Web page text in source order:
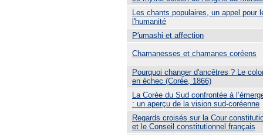
Les chants populaires, un appel pour
l'humanité
P'umashi et affection
Chamanesses et chamanes coréens
Pourquoi changer d'ancêtres ? Le
en échec (Corée, 1866)
La Corée du Sud confrontée à
: un aperçu de la vision sud-coréenne
Regards croisés sur la Cour
et le Conseil constitutionnel français